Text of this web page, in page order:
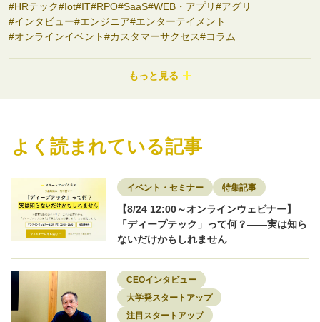
HRテック
Iot IT RPO SaaS WEB・アプリ
アグリ
インタビュー
エンジニア
エンターテイメント
オンラインイベント
カスタマーサクセス
コラム
バイオ フード
地域を盛り上げる 地方スタートアップ 地方創生
大学発スタートアップ
女性限定 宇宙 導入事例
環境エネルギー
研究者 研究開発 素材 脱炭素
転職
転職者インタビュー
もっと見る
よく読まれている記事
イベント・セミナー 特集記事
【8/24 12:00～オンラインウェビナー】
「ディープテック」って何？——実は知ら
ないだけかもしれません
CEOインタビュー
大学発スタートアップ
注目スタートアップ